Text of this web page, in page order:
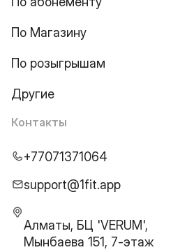
По Магазину
По розыгрышам
Другие
Контакты
+77071371064
support@1fit.app
Алматы, БЦ 'VERUM',
Мынбаева 151, 7-этаж